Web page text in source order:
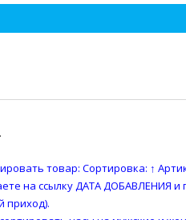
товар: Сортировка: ↑
на ссылку ДАТА ДОБАВЛЕНИЯ и
приход).